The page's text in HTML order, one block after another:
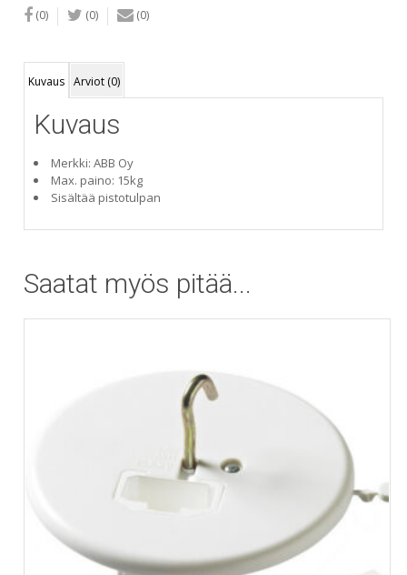
(0) (0) (0)
Kuvaus Arviot (0)
Kuvaus
Merkki: ABB Oy
Max. paino: 15kg
Sisältää pistotulpan
Saatat myös pitää...